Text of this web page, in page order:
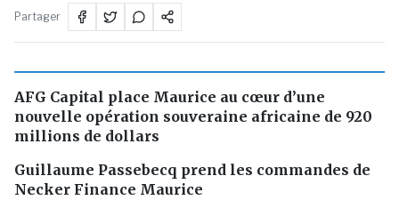
Partager
AFG Capital place Maurice au cœur d’une
nouvelle opération souveraine africaine de 920
millions de dollars
Guillaume Passebecq prend les commandes de
Necker Finance Maurice